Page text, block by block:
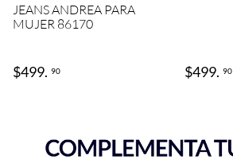
JEANS ANDREA PARA
MUJER 86170
$499. 90 $499. 90